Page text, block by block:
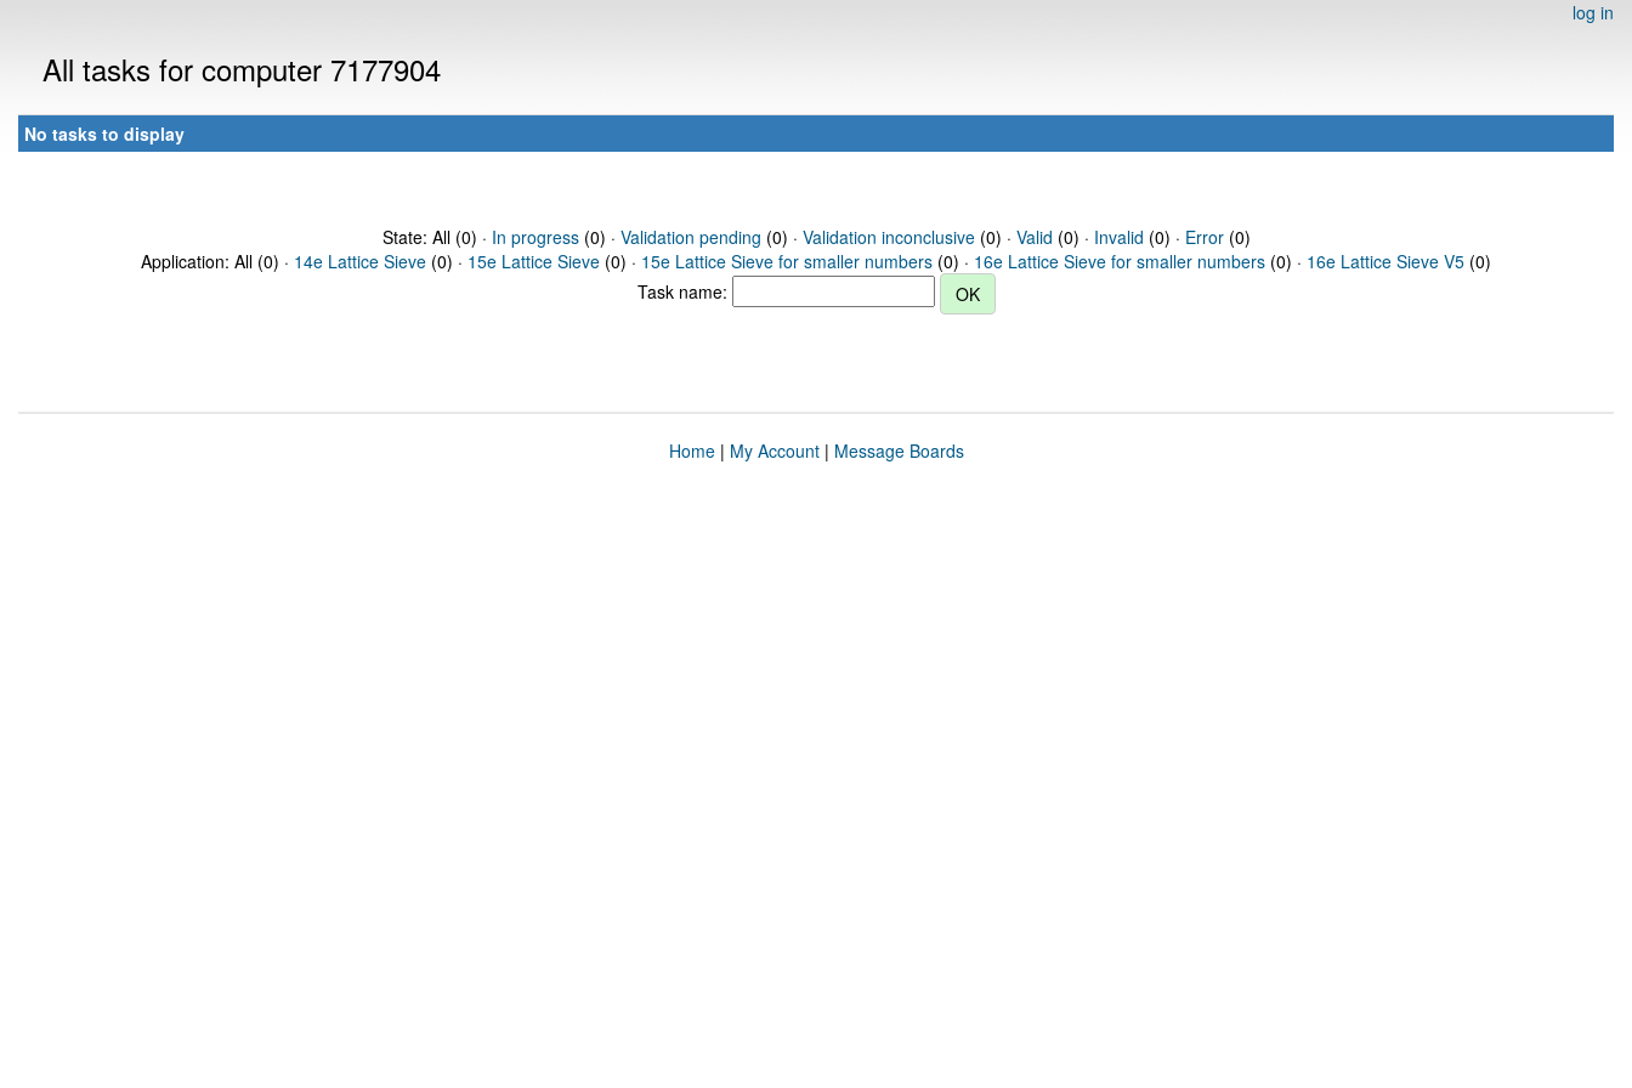
log in
All tasks for computer 7177904
No tasks to display
State: All (0) · In progress(0) · Validation pending (0) · Validation inconclusive(0) · Valid (0) · Invalid (0) · Error(0)
Application: All (0) · 14e Lattice Sieve (0) · 15e Lattice Sieve (0) · 15e Lattice Sieve for smaller numbers (0) · 16e Lattice Sieve for smaller numbers (0) · 16e Lattice Sieve V5 (0)
Task name:
Home| My Account| Message Boards